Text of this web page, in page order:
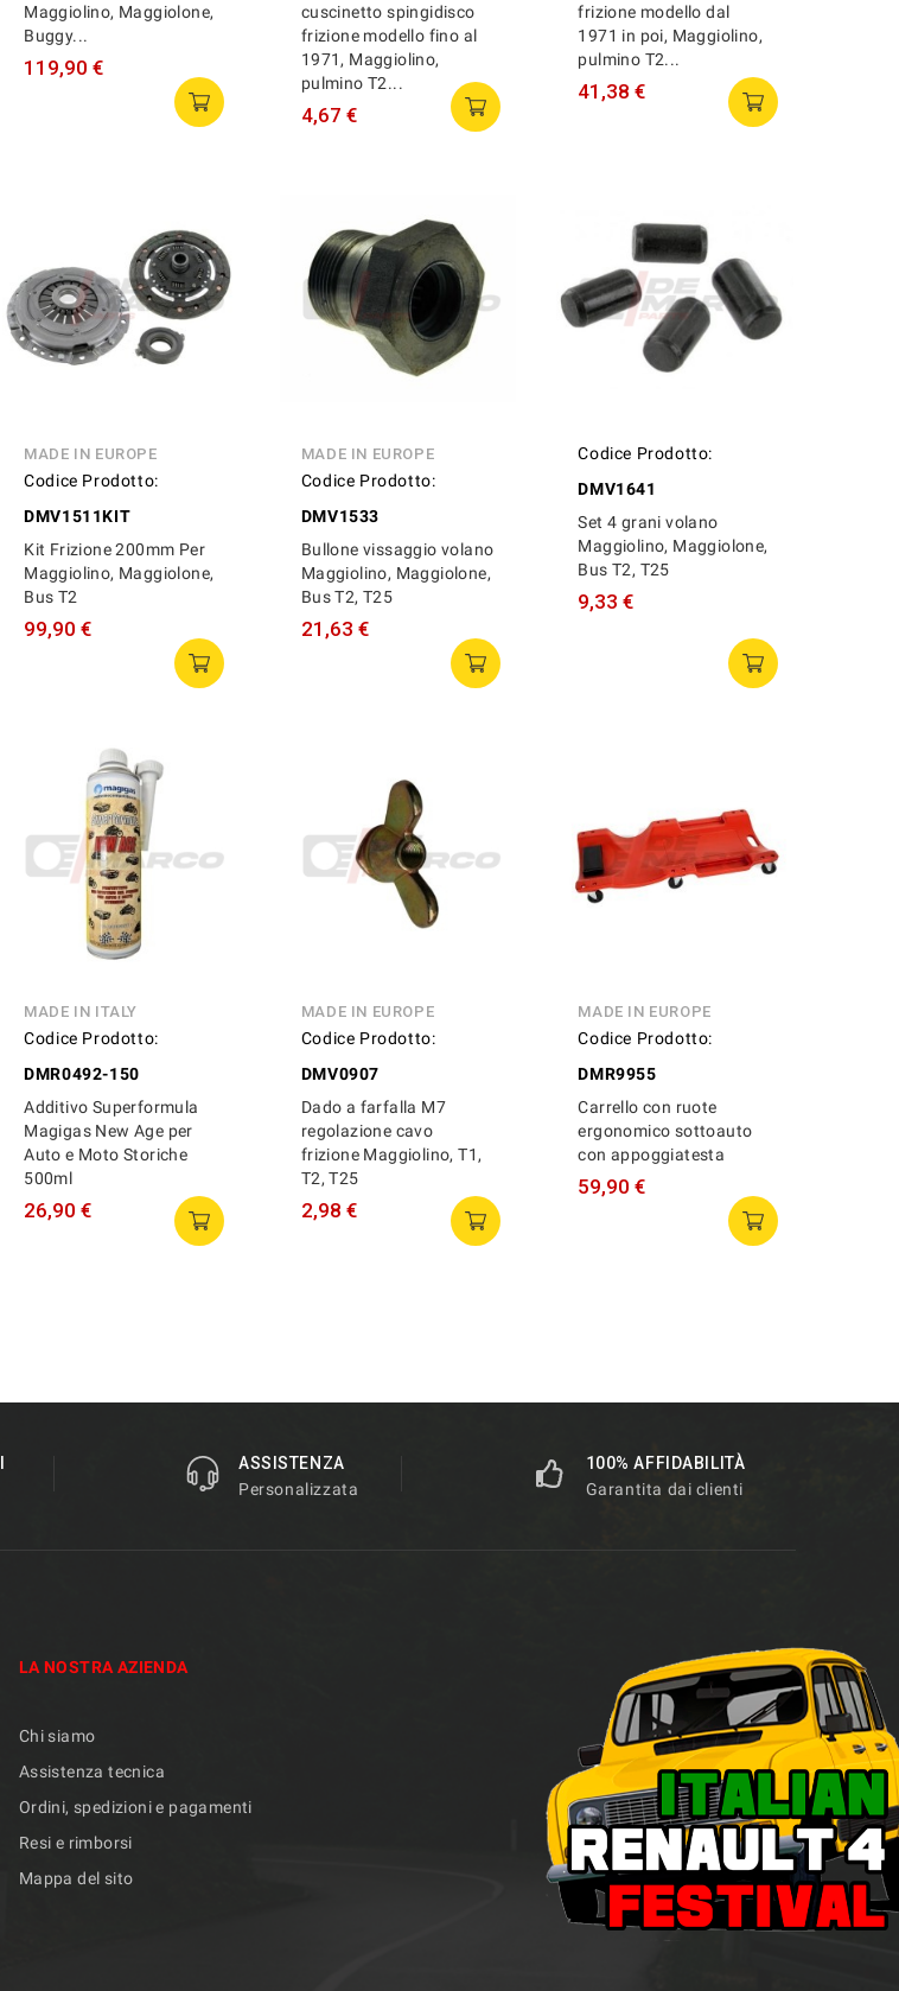
Maggiolino, Maggiolone,
Buggy...
119,90 €
cuscinetto spingidisco
frizione modello fino al
1971, Maggiolino,
pulmino T2...
4,67 €
frizione modello dal
1971 in poi, Maggiolino,
pulmino T2...
41,38 €
MADE IN EUROPE
Codice Prodotto:
DMV1511KIT
Kit Frizione 200mm Per
Maggiolino, Maggiolone,
Bus T2
99,90 €
MADE IN EUROPE
Codice Prodotto:
DMV1533
Bullone vissaggio volano
Maggiolino, Maggiolone,
Bus T2, T25
21,63 €
Codice Prodotto:
DMV1641
Set 4 grani volano
Maggiolino, Maggiolone,
Bus T2, T25
9,33 €
MADE IN ITALY
Codice Prodotto:
DMR0492-150
Additivo Superformula
Magigas New Age per
Auto e Moto Storiche
500ml
26,90 €
MADE IN EUROPE
Codice Prodotto:
DMV0907
Dado a farfalla M7
regolazione cavo
frizione Maggiolino, T1,
T2, T25
2,98 €
MADE IN EUROPE
Codice Prodotto:
DMR9955
Carrello con ruote
ergonomico sottoauto
con appoggiatesta
59,90 €
ASSISTENZA
Personalizzata
100% AFFIDABILITÀ
Garantita dai clienti
LA NOSTRA AZIENDA
Chi siamo
Assistenza tecnica
Ordini, spedizioni e pagamenti
Resi e rimborsi
Mappa del sito